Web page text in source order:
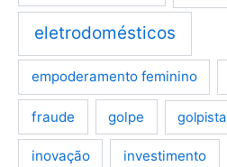
eletrodomésticos
empoderamento feminino
fraude golpe golpista
inovação investimento